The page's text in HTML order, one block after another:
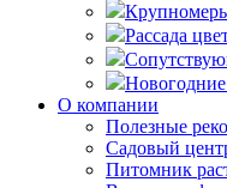
Рассада
Новогодние
О компании
Полезные
Садовый
Питомник